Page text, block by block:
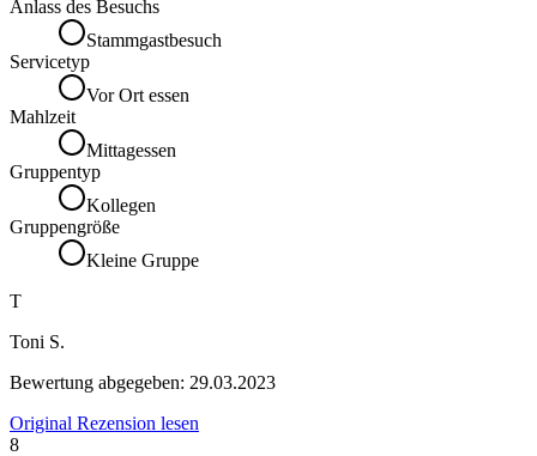
Anlass des Besuchs
Stammgastbesuch
Servicetyp
Vor Ort essen
Mahlzeit
Mittagessen
Gruppentyp
Kollegen
Gruppengröße
Kleine Gruppe
T
Toni S.
Bewertung abgegeben: 29.03.2023
Original Rezension lesen
8